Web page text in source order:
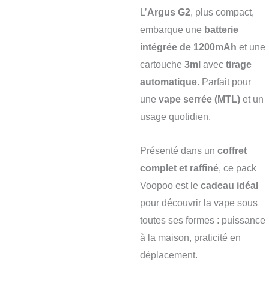
L’Argus G2, plus compact,
embarque une batterie
intégrée de 1200mAh et une
cartouche 3ml avec tirage
automatique. Parfait pour
une vape serrée (MTL)et un
usage quotidien.
Présenté dans un coffret
complet et raffiné, ce pack
Voopoo est le cadeau idéal
pour découvrir la vape sous
toutes ses formes : puissance
à la maison, praticité en
déplacement.